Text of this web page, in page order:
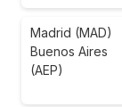
Madrid (MAD)
Buenos Aires
(AEP)